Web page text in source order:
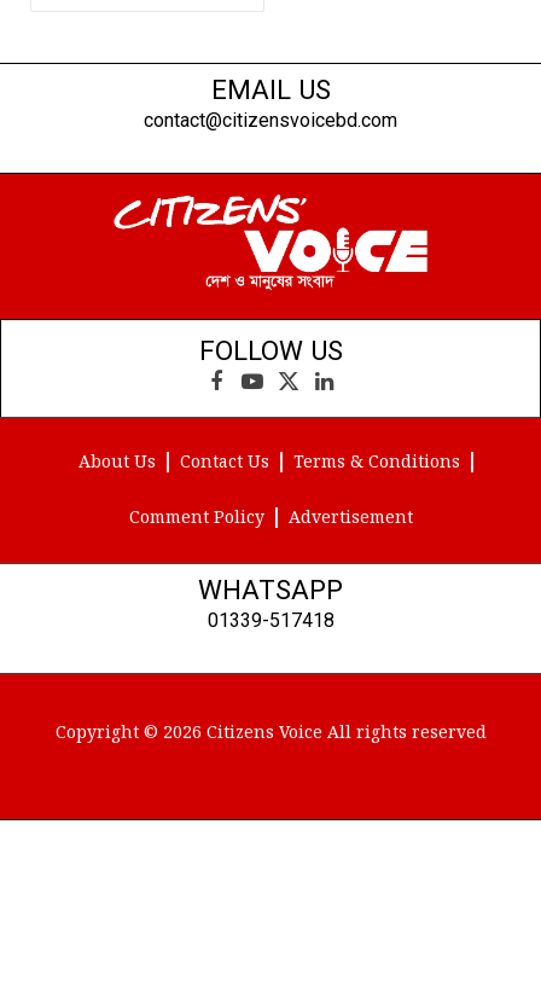
EMAIL US
contact@citizensvoicebd.com
FOLLOW US
Facebook
YouTube
X
(Twitter)
LinkedIn
About Us Contact Us Terms & Conditions
Comment Policy Advertisement
WHATSAPP
01339-517418
Copyright © 2026 Citizens Voice All rights reserved